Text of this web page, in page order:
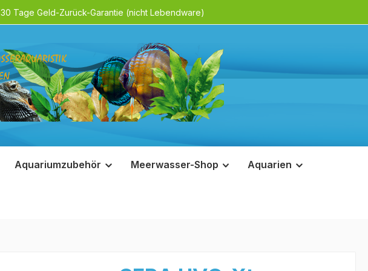
30 Tage Geld-Zurück-Garantie (nicht Lebendware)
Aquariumzubehör Meerwasser-Shop Aquarien